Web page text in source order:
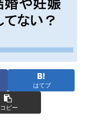
はてブ
コピー